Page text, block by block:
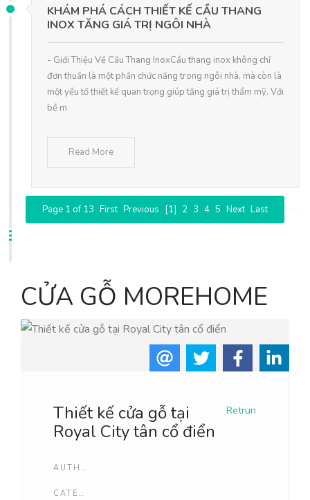
KHÁM PHÁ CÁCH THIẾT KẾ CẦU THANG
INOX TĂNG GIÁ TRỊ NGÔI NHÀ
- Giới Thiệu Về Cầu Thang InoxCầu thang inox không chỉ
đơn thuần là một phần chức năng trong ngôi nhà, mà còn là
một yếu tố thiết kế quan trọng giúp tăng giá trị thẩm mỹ. Với
bề m
Read More
Page 1 of 13 First Previous [1] 2 3 4 5 Next Last
CỬA GỖ MOREHOME
Retrun
Thiết kế cửa gỗ tại
Royal City tân cổ điển
AUTHOR
CATEGORIES